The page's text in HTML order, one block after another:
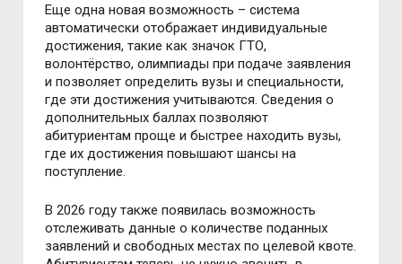
Еще одна новая возможность – система
автоматически отображает индивидуальные
достижения, такие как значок ГТО,
волонтёрство, олимпиады при подаче заявления
и позволяет определить вузы и специальности,
где эти достижения учитываются. Сведения о
дополнительных баллах позволяют
абитуриентам проще и быстрее находить вузы,
где их достижения повышают шансы на
поступление.
В 2026 году также появилась возможность
отслеживать данные о количестве поданных
заявлений и свободных местах по целевой квоте.